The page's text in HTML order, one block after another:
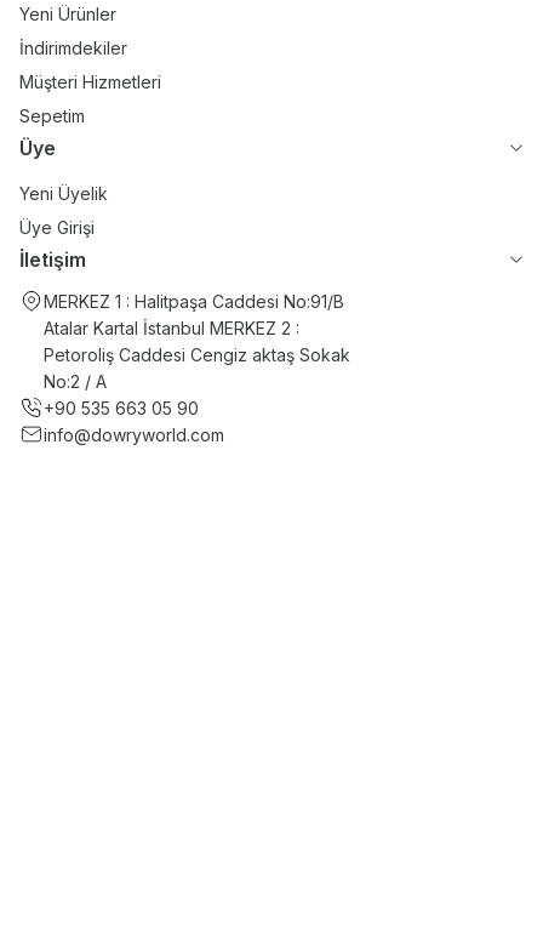
Yeni Ürünler
İndirimdekiler
Müşteri Hizmetleri
Sepetim
Üye
Yeni Üyelik
Üye Girişi
İletişim
MERKEZ 1 : Halitpaşa Caddesi No:91/B
Atalar Kartal İstanbul MERKEZ 2 :
Petoroliş Caddesi Cengiz aktaş Sokak
No:2 / A
+90 535 663 05 90
info@dowryworld.com